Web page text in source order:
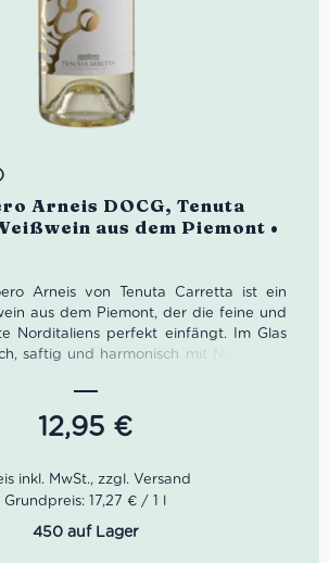
Arneis DOCG, Tenuta
aus dem Piemont •
Arneis von Tenuta Carretta ist ein
aus dem Piemont, der die feine und
Norditaliens perfekt einfängt. Im Glas
saftig und harmonisch mit Noten von
Blüten. Ein stilvoller Arneis für
und mediterrane
– typisch piemontesisch, modern
Goldgelb
frisch, fruchtig, elegant und lang
12,95 €
Grundpreis: 17,27 € / 1 l
450 auf Lager